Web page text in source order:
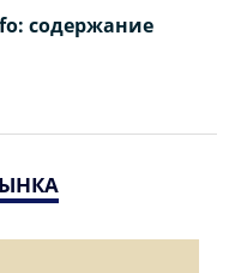
содержание